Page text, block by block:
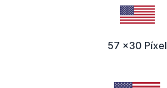
57 x30 Píxel